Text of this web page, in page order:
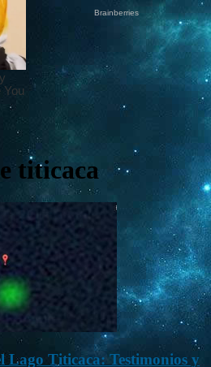
titicaca
Lago Titicaca: Testimonios y